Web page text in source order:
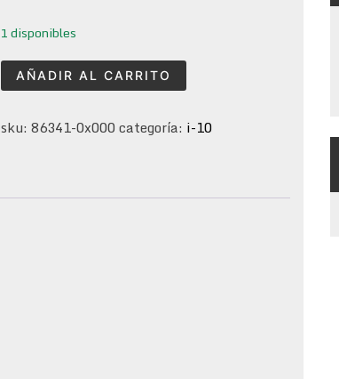
1 disponibles
emblema
de
puerta
AÑADIR AL CARRITO
sku: 86341-0x000 categoría: i-10